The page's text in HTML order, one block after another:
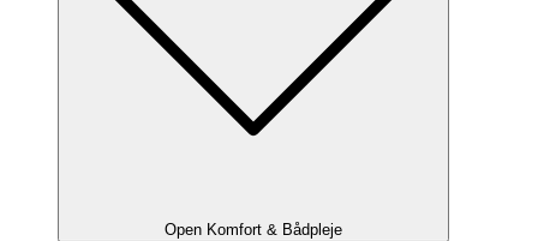
Open Komfort & Bådpleje